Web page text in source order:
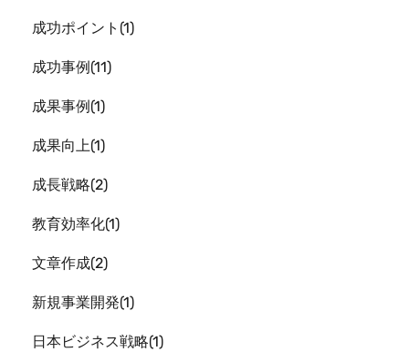
成功ポイント 1
成功事例 11
成果事例 1
成果向上 1
成長戦略 2
教育効率化 1
文章作成 2
新規事業開発 1
日本ビジネス戦略 1